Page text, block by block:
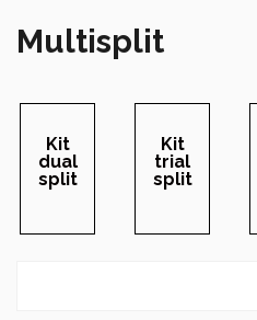
Multisplit
Kit
dual
split
Kit
trial
split